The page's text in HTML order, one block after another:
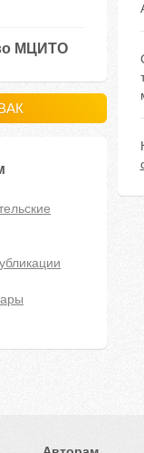
МЦИТО